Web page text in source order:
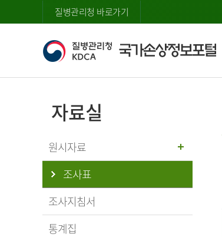
질병관리청 바로가기
자료실
원시자료
조사표
조사지침서
통계집